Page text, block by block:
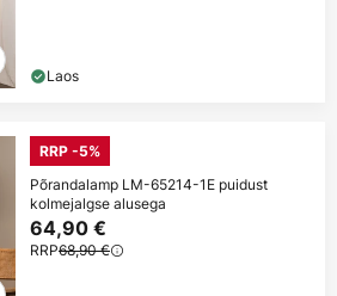
Laos
RRP -5%
Põrandalamp LM-65214-1E puidust
kolmejalgse alusega
64,90 €
RRP68,90 €